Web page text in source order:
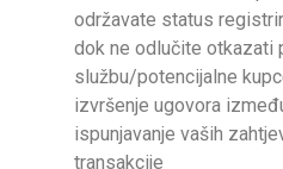
održavate status
dok ne odlučite otkazati
službu/potencijalne
izvršenje ugovora
ispunjavanje vaših
transakcije